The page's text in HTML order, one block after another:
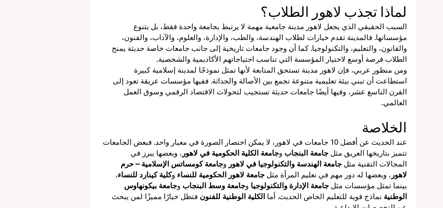
لماذا تجذب لاهور الطلاب؟
السبب الحقيقي الذي يجعل لاهور مدينة جامعية مهمة لا يرتبط بجامعة واحدة فقط، بل بتنوع
مؤسساتها. فالمدينة تقدم خيارات لطلاب الهندسة، والطب، والإدارة، والعلوم، والآداب، والفنون،
والقانون، والتعليم، والتكنولوجيا. كما أن وجود جامعات تاريخية إلى جانب جامعات خاصة حديثة يمنح
الطلاب فرصة أوسع لاختيار المؤسسة التي تناسب احتياجاتهم الأكاديمية والشخصية.
ومن منظور عربي، فإن لاهور مدينة تستحق المتابعة لأنها تمثل نموذجًا لمدينة إسلامية كبيرة
استطاعت أن تبني بيئة تعليمية متنوعة تجمع بين الأصالة والحداثة. ففيها مؤسسات عريقة تعود إلى
القرن التاسع عشر، وفيها أيضًا جامعات حديثة تستجيب لتحولات الاقتصاد الرقمي وسوق العمل
العالمي.
الخلاصة
عند الحديث عن أفضل 10 جامعات في لاهور، لا يمكن اختصار الصورة في معيار واحد. فبعض الجامعات
تتميز بتاريخها العريق مثل جامعة البنجاب وجامعة الكلية الحكومية في لاهور ، وبعضها يبرز في
المجالات التقنية مثل جامعة الهندسة والتكنولوجيا في لاهور وجامعة كومساتس الإسلامية – حرم
لاهور ، وبعضها له دور مهم في تعليم المرأة مثل جامعة لاهور الحكومية للنساء وكلية كينارد للنساء،
بينما تمثل مؤسسات مثل جامعة الإدارة والتكنولوجيا وجامعة وسط البنجاب وجامعة بيكونهاوس
الوطنية نماذج قوية للتعليم الخاص الحديث. أما الكلية الوطنية للفنون فتظل خيارًا مميزًا لمن يبحث